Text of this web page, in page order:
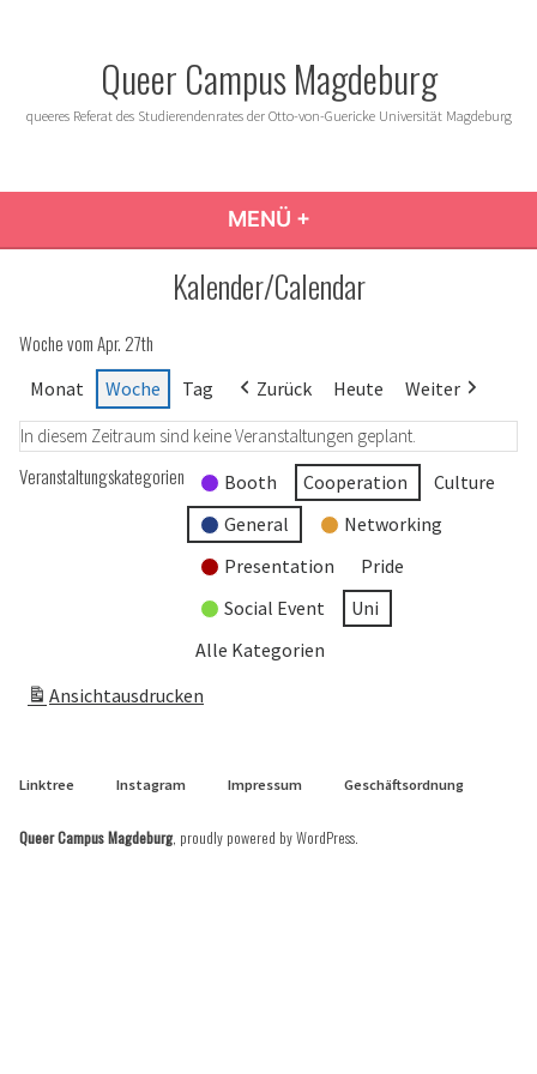
Queer Campus Magdeburg
queeres Referat des Studierendenrates der Otto-von-Guericke Universität Magdeburg
MENÜ +
Kalender/Calendar
Woche vom Apr. 27th
Monat Woche Tag Zurück Heute Weiter
In diesem Zeitraum sind keine Veranstaltungen geplant.
Veranstaltungskategorien Booth Cooperation
Culture
General
Networking
Presentation
Pride
Social Event
Uni
Alle Kategorien
Ansichtausdrucken
Linktree Instagram Impressum Geschäftsordnung
Queer Campus Magdeburg, proudly powered by WordPress.